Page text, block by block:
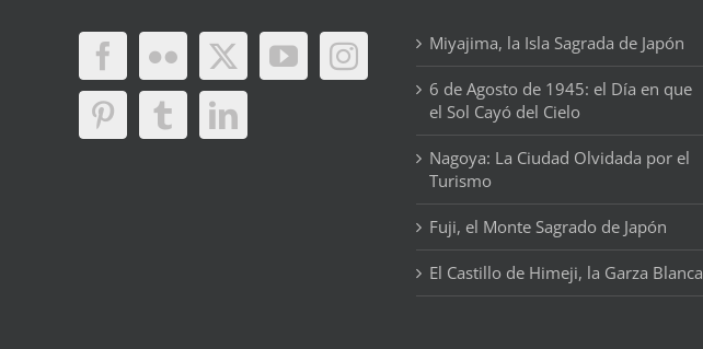
Miyajima, la Isla Sagrada de Japón
6 de Agosto de 1945: el Día en que
el Sol Cayó del Cielo
Nagoya: La Ciudad Olvidada por el
Turismo
Fuji, el Monte Sagrado de Japón
El Castillo de Himeji, la Garza Blanca